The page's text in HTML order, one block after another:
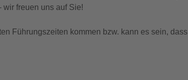
freuen uns auf Sie!
Führungszeiten kommen bzw. kann es sein, dass